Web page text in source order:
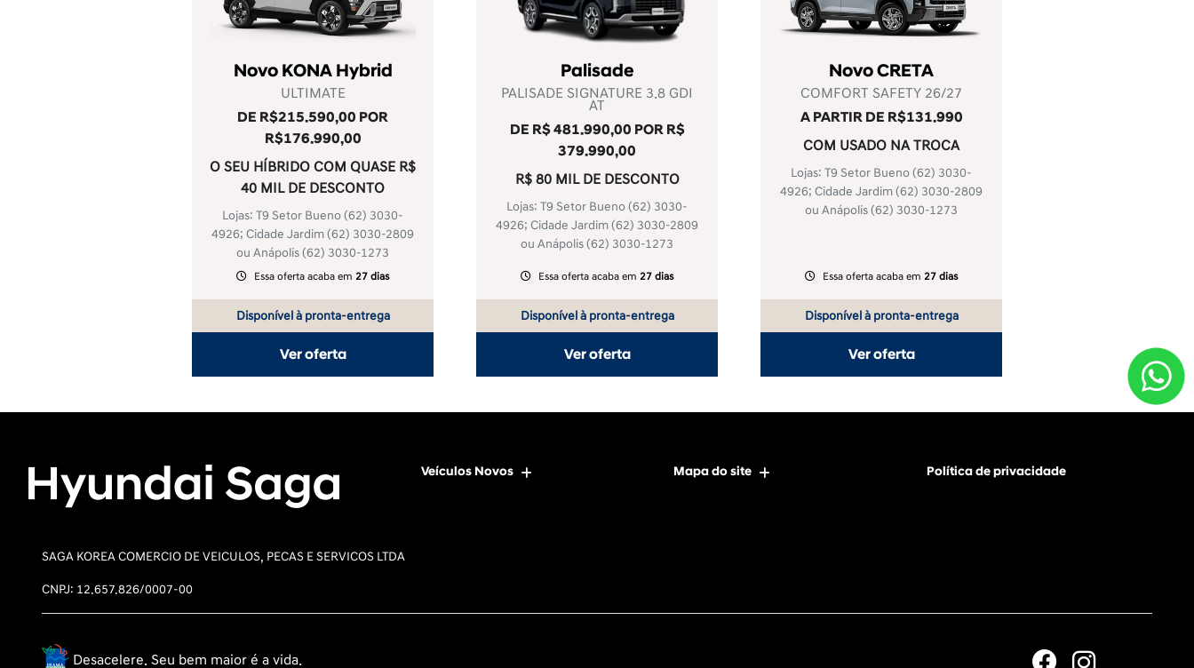
Novo KONA Hybrid
ULTIMATE
DE R$215.590,00 POR
R$176.990,00
O SEU HÍBRIDO COM QUASE R$
40 MIL DE DESCONTO
Lojas: T9 Setor Bueno(62) 3030-
4926; Cidade Jardim(62) 3030-2809
ou Anápolis(62) 3030-1273
Essa oferta acaba em 27 dias
Disponível à pronta-entrega
Ver oferta
Palisade
PALISADE SIGNATURE 3.8 GDI
AT
DE R$ 481.990,00 POR R$
379.990,00
R$ 80 MIL DE DESCONTO
Lojas: T9 Setor Bueno(62) 3030-
4926; Cidade Jardim(62) 3030-2809
ou Anápolis(62) 3030-1273
Essa oferta acaba em 27 dias
Disponível à pronta-entrega
Ver oferta
Novo CRETA
COMFORT SAFETY 26/27
A PARTIR DE R$131.990
COM USADO NA TROCA
Lojas: T9 Setor Bueno(62) 3030-
4926; Cidade Jardim(62) 3030-2809
ou Anápolis(62) 3030-1273
Essa oferta acaba em 27 dias
Disponível à pronta-entrega
Ver oferta
Veículos Novos Mapa do site Política de privacidade
SAGA KOREA COMERCIO DE VEICULOS, PECAS E SERVICOS LTDA
CNPJ: 12.657.826/0007-00
Desacelere. Seu bem maior é a vida.